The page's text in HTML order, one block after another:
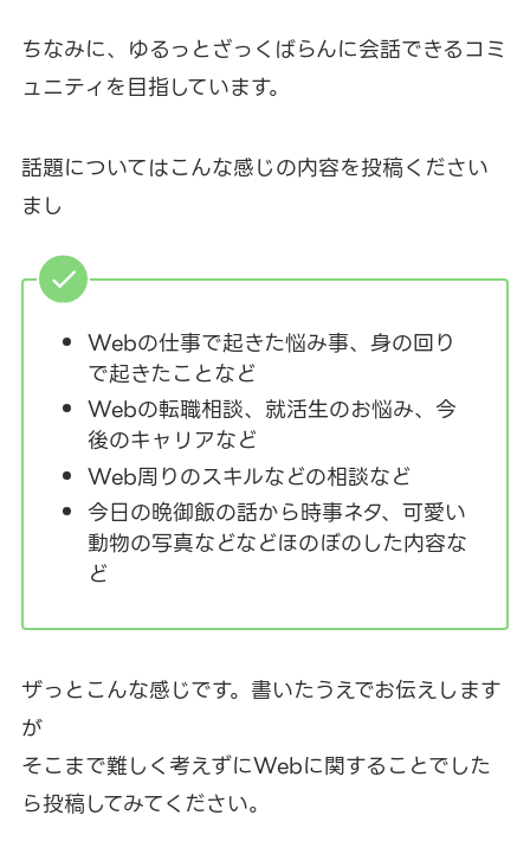
ちなみに、ゆるっとざっくばらんに会話できるコミ
ュニティを目指しています。
話題についてはこんな感じの内容を投稿ください
まし
Webの仕事で起きた悩み事、身の回り
で起きたことなど
Webの転職相談、就活生のお悩み、今
後のキャリアなど
Web周りのスキルなどの相談など
今日の晩御飯の話から時事ネタ、可愛い
動物の写真などなどほのぼのした内容な
ど
ザっとこんな感じです。書いたうえでお伝えします
が
そこまで難しく考えずにWebに関することでした
ら投稿してみてください。